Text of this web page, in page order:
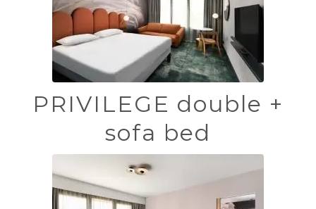
PRIVILEGE double +
sofa bed